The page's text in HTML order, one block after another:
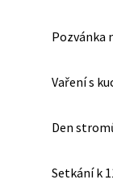
Pozvánka
Vaření s
Den
Setkání k